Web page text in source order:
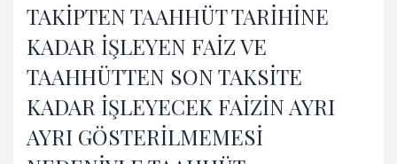
TAKİPTEN TAAHHÜT TARİHİNE
KADAR İŞLEYEN FAİZ VE
TAAHHÜTTEN SON TAKSİTE
KADAR İŞLEYECEK FAİZİN AYRI
AYRI GÖSTERİLMEMESİ